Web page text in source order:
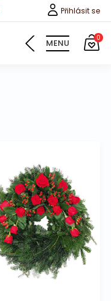
Přihlásit se
MENU 0